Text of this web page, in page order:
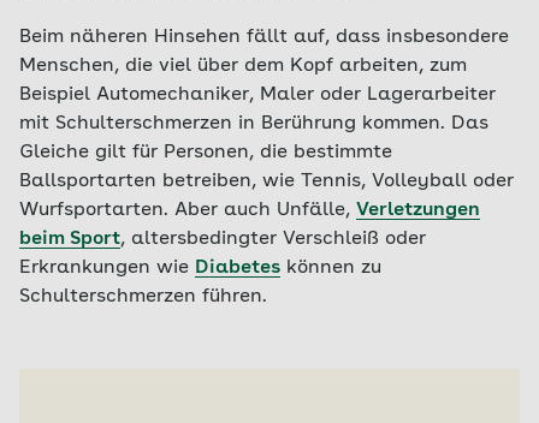
Beim näheren Hinsehen fällt auf, dass insbesondere
Menschen, die viel über dem Kopf arbeiten, zum
Beispiel Automechaniker, Maler oder Lagerarbeiter
mit Schulterschmerzen in Berührung kommen. Das
Gleiche gilt für Personen, die bestimmte
Ballsportarten betreiben, wie Tennis, Volleyball oder
Wurfsportarten. Aber auch Unfälle, Verletzungen
beim Sport, altersbedingter Verschleiß oder
Erkrankungen wie Diabetes können zu
Schulterschmerzen führen.